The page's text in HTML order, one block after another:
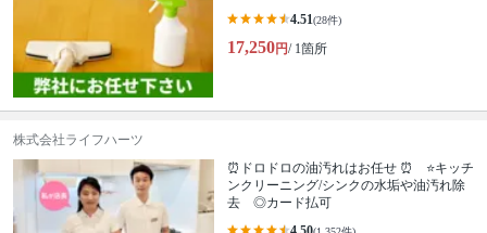
4.51(28件)
17,250円/ 1箇所
株式会社ライフハーツ
⏰ドロドロの油汚れはお任せ ⏰ ⭐キッチ
ンクリーニング/シンクの水垢や油汚れ除
去 ◎カード払可